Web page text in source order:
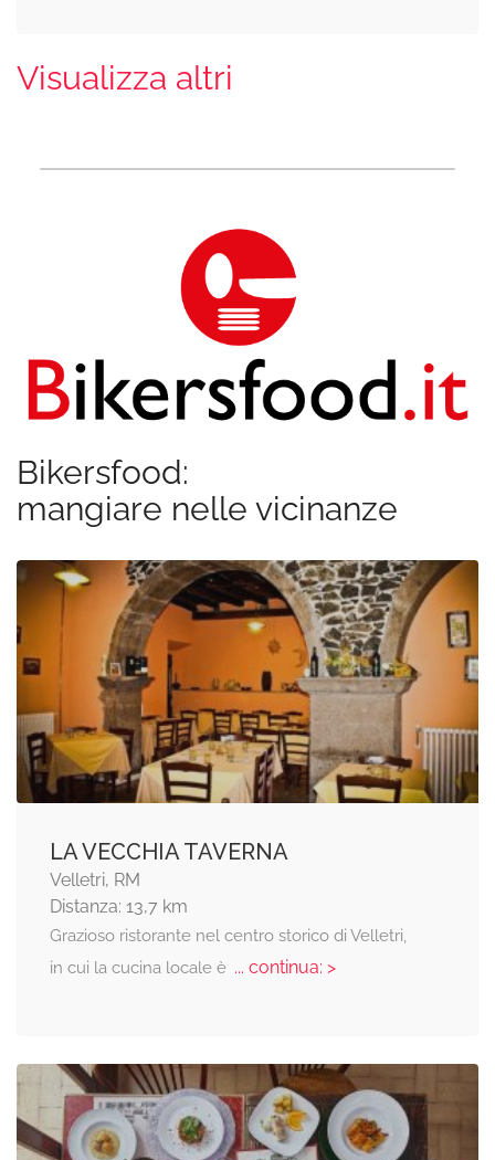
Visualizza altri
Bikersfood:
mangiare nelle vicinanze
LA VECCHIA TAVERNA
Velletri, RM
Distanza: 13,7 km
Grazioso ristorante nel centro storico di Velletri,
in cui la cucina locale è... continua: >